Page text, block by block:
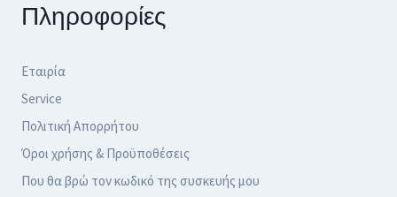
Πληροφορίες
Εταιρία
Service
Πολιτική Απορρήτου
Όροι χρήσης & Προϋποθέσεις
Που θα βρώ τον κωδικό της συσκευής μου